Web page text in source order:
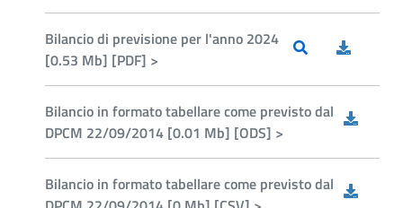
Bilancio di previsione per l'anno 2024
[0.53 Mb] [PDF] >
Bilancio in formato tabellare come previsto dal
DPCM 22/09/2014 [0.01 Mb] [ODS] >
Bilancio in formato tabellare come previsto dal